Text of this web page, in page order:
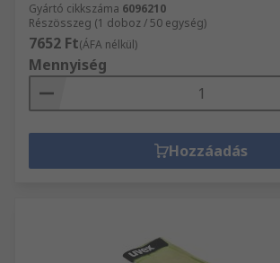
Gyártó cikkszáma 6096210
Részösszeg (1 doboz / 50 egység)
7652 Ft(ÁFA nélkül)
Mennyiség
Hozzáadás